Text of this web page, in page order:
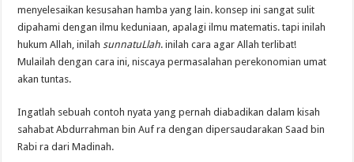
menyelesaikan kesusahan hamba yang lain. konsep ini sangat sulit
dipahami dengan ilmu keduniaan, apalagi ilmu matematis. tapi inilah
hukum Allah, inilah sunnatuLlah. inilah cara agar Allah terlibat!
Mulailah dengan cara ini, niscaya permasalahan perekonomian umat
akan tuntas.
Ingatlah sebuah contoh nyata yang pernah diabadikan dalam kisah
sahabat Abdurrahman bin Auf ra dengan dipersaudarakan Saad bin
Rabi ra dari Madinah.